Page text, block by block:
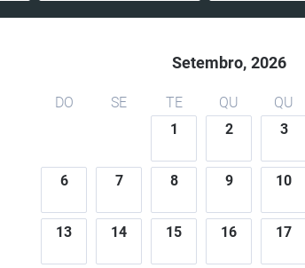
Setembro, 2026
DO SE TE QU QU
1
2 3
6 7 8 9 10
13 14 15 16 17